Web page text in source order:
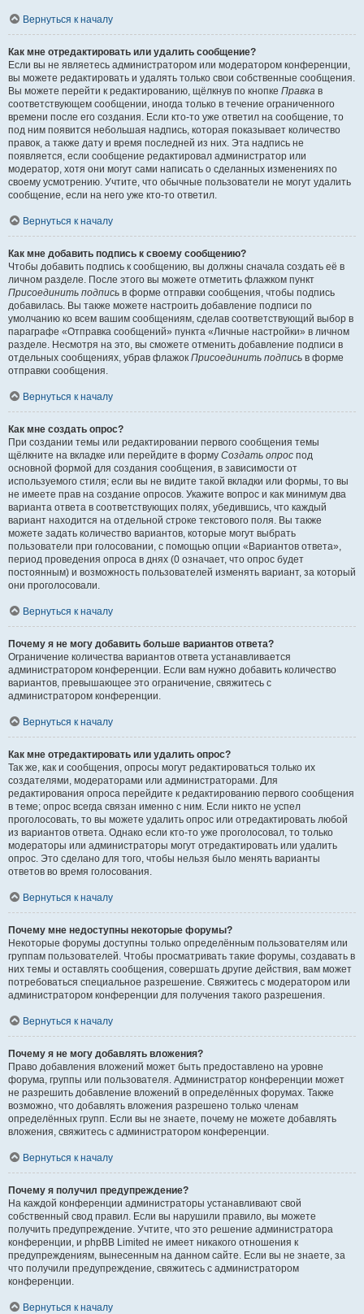
Вернуться к началу
Как мне отредактировать или удалить сообщение?
Если вы не являетесь администратором или модератором конференции,
вы можете редактировать и удалять только свои собственные сообщения.
Вы можете перейти к редактированию, щёлкнув по кнопке Правка в
соответствующем сообщении, иногда только в течение ограниченного
времени после его создания. Если кто-то уже ответил на сообщение, то
под ним появится небольшая надпись, которая показывает количество
правок, а также дату и время последней из них. Эта надпись не
появляется, если сообщение редактировал администратор или
модератор, хотя они могут сами написать о сделанных изменениях по
своему усмотрению. Учтите, что обычные пользователи не могут удалить
сообщение, если на него уже кто-то ответил.
Вернуться к началу
Как мне добавить подпись к своему сообщению?
Чтобы добавить подпись к сообщению, вы должны сначала создать её в
личном разделе. После этого вы можете отметить флажком пункт
Присоединить подпись в форме отправки сообщения, чтобы подпись
добавилась. Вы также можете настроить добавление подписи по
умолчанию ко всем вашим сообщениям, сделав соответствующий выбор в
параграфе «Отправка сообщений» пункта «Личные настройки» в личном
разделе. Несмотря на это, вы сможете отменить добавление подписи в
отдельных сообщениях, убрав флажок Присоединить подпись в форме
отправки сообщения.
Вернуться к началу
Как мне создать опрос?
При создании темы или редактировании первого сообщения темы
щёлкните на вкладке или перейдите в форму Создать опрос под
основной формой для создания сообщения, в зависимости от
используемого стиля; если вы не видите такой вкладки или формы, то вы
не имеете прав на создание опросов. Укажите вопрос и как минимум два
варианта ответа в соответствующих полях, убедившись, что каждый
вариант находится на отдельной строке текстового поля. Вы также
можете задать количество вариантов, которые могут выбрать
пользователи при голосовании, с помощью опции «Вариантов ответа»,
период проведения опроса в днях (0 означает, что опрос будет
постоянным) и возможность пользователей изменять вариант, за который
они проголосовали.
Вернуться к началу
Почему я не могу добавить больше вариантов ответа?
Ограничение количества вариантов ответа устанавливается
администратором конференции. Если вам нужно добавить количество
вариантов, превышающее это ограничение, свяжитесь с
администратором конференции.
Вернуться к началу
Как мне отредактировать или удалить опрос?
Так же, как и сообщения, опросы могут редактироваться только их
создателями, модераторами или администраторами. Для
редактирования опроса перейдите к редактированию первого сообщения
в теме; опрос всегда связан именно с ним. Если никто не успел
проголосовать, то вы можете удалить опрос или отредактировать любой
из вариантов ответа. Однако если кто-то уже проголосовал, то только
модераторы или администраторы могут отредактировать или удалить
опрос. Это сделано для того, чтобы нельзя было менять варианты
ответов во время голосования.
Вернуться к началу
Почему мне недоступны некоторые форумы?
Некоторые форумы доступны только определённым пользователям или
группам пользователей. Чтобы просматривать такие форумы, создавать в
них темы и оставлять сообщения, совершать другие действия, вам может
потребоваться специальное разрешение. Свяжитесь с модератором или
администратором конференции для получения такого разрешения.
Вернуться к началу
Почему я не могу добавлять вложения?
Право добавления вложений может быть предоставлено на уровне
форума, группы или пользователя. Администратор конференции может
не разрешить добавление вложений в определённых форумах. Также
возможно, что добавлять вложения разрешено только членам
определённых групп. Если вы не знаете, почему не можете добавлять
вложения, свяжитесь с администратором конференции.
Вернуться к началу
Почему я получил предупреждение?
На каждой конференции администраторы устанавливают свой
собственный свод правил. Если вы нарушили правило, вы можете
получить предупреждение. Учтите, что это решение администратора
конференции, и phpBB Limited не имеет никакого отношения к
предупреждениям, вынесенным на данном сайте. Если вы не знаете, за
что получили предупреждение, свяжитесь с администратором
конференции.
Вернуться к началу